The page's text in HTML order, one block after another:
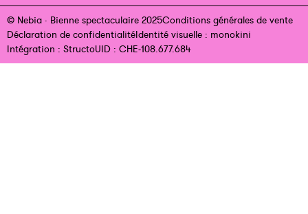
© Nebia · Bienne spectaculaire 2025Conditions générales de vente
Déclaration de confidentialitéIdentité visuelle : monokini
Intégration : StructoUID : CHE-108.677.684